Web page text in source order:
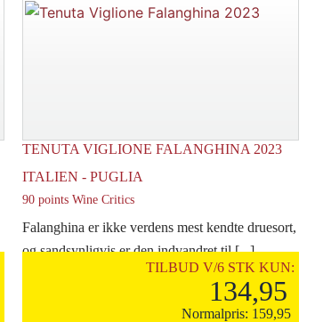
TENUTA VIGLIONE FALANGHINA 2023
ITALIEN - PUGLIA
90 points Wine Critics
Falanghina er ikke verdens mest kendte druesort,
og sandsynligvis er den indvandret til [...]
TILBUD V/6 STK KUN:
134,95
Normalpris: 159,95